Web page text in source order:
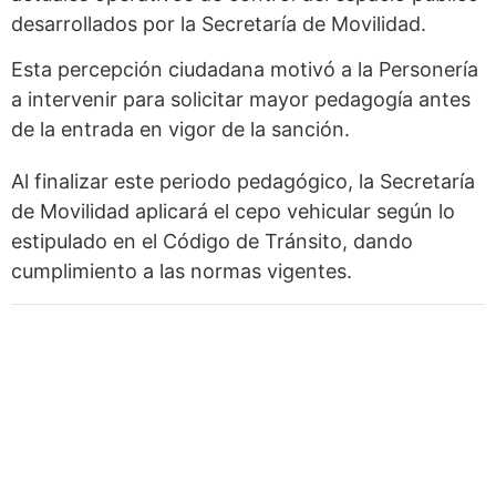
desarrollados por la Secretaría de Movilidad.
Esta percepción ciudadana motivó a la Personería
a intervenir para solicitar mayor pedagogía antes
de la entrada en vigor de la sanción.
Al finalizar este periodo pedagógico, la Secretaría
de Movilidad aplicará el cepo vehicular según lo
estipulado en el Código de Tránsito, dando
cumplimiento a las normas vigentes.